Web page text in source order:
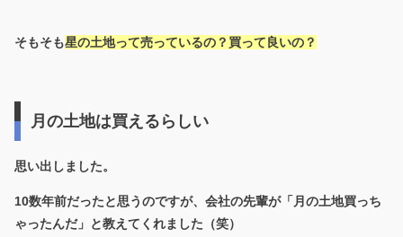
そもそも星の土地って売っているの？買って良いの？
月の土地は買えるらしい
思い出しました。
10数年前だったと思うのですが、会社の先輩が「月の土地買っち
ゃったんだ」と教えてくれました（笑）